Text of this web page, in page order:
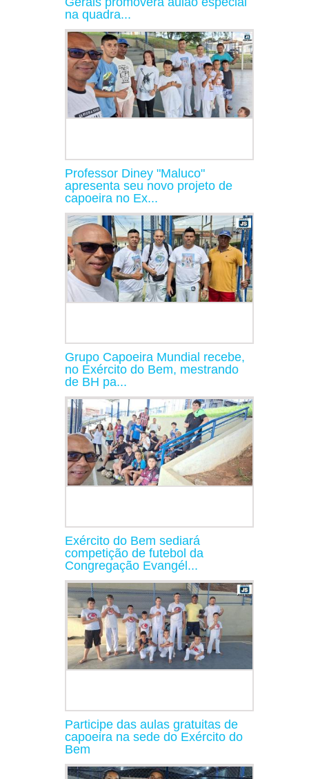
na quadra...
Professor Diney "Maluco"
apresenta seu novo projeto de
capoeira no Ex...
Grupo Capoeira Mundial recebe,
no Exército do Bem, mestrando
de BH pa...
Exército do Bem sediará
competição de futebol da
Congregação Evangél...
Participe das aulas gratuitas de
capoeira na sede do Exército do
Bem